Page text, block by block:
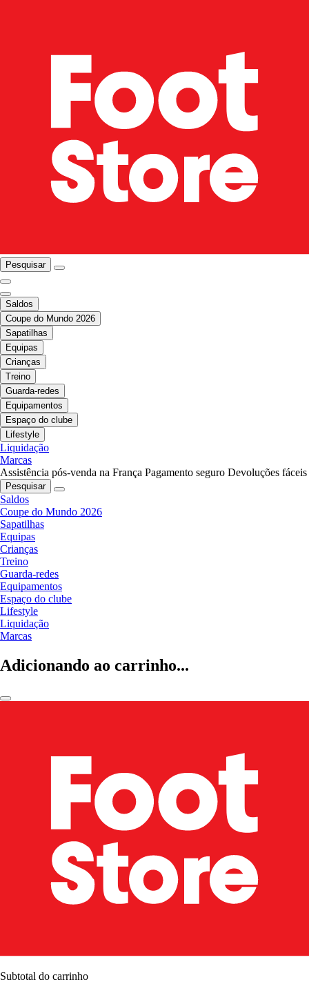
Pesquisar
Saldos
Coupe do Mundo 2026
Sapatilhas
Equipas
Crianças
Treino
Guarda-redes
Equipamentos
Espaço do clube
Lifestyle
Liquidação
Marcas
Assistência pós-venda na França Pagamento seguro Devoluções fáceis
Pesquisar
Saldos
Coupe do Mundo 2026
Sapatilhas
Equipas
Crianças
Treino
Guarda-redes
Equipamentos
Espaço do clube
Lifestyle
Liquidação
Marcas
Adicionando ao carrinho...
Subtotal do carrinho